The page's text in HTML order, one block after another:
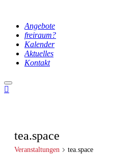
Angebote
freiraum?
Kalender
Aktuelles
Kontakt
Hauptmenü
tea.space
Veranstaltungen tea.space